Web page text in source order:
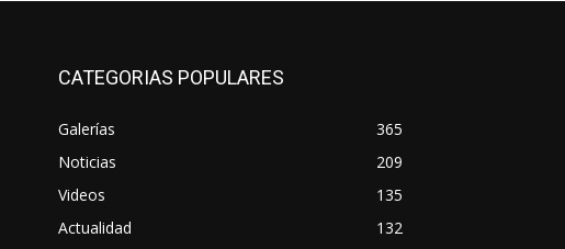
CATEGORIAS POPULARES
Galerías
365
Noticias
209
Videos
135
Actualidad
132